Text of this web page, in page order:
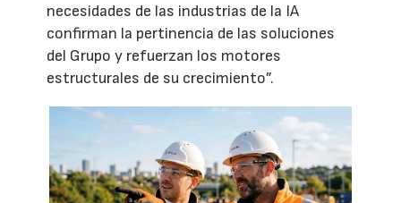
necesidades de las industrias de la IA
confirman la pertinencia de las soluciones
del Grupo y refuerzan los motores
estructurales de su crecimiento”.